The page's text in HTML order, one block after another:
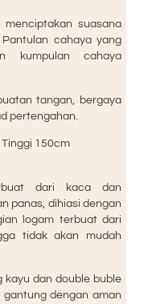
suasana
cahaya yang
kumpulan cahaya
tangan, bergaya
pertengahan.
150cm
dari kaca dan
panas, dihiasi dengan
logam terbuat dari
tidak akan mudah
kayu dan double buble
dengan aman